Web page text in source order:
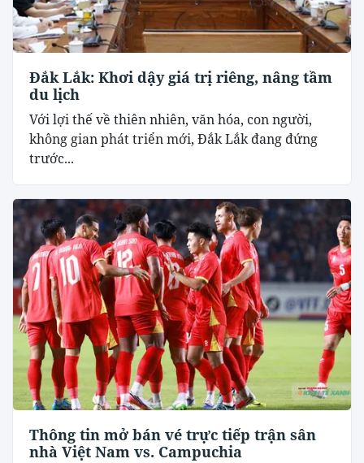
Đắk Lắk: Khơi dậy giá trị riêng, nâng tầm
du lịch
Với lợi thế về thiên nhiên, văn hóa, con người,
không gian phát triển mới, Đắk Lắk đang đứng
trước...
Thông tin mở bán vé trực tiếp trận sân
nhà Việt Nam vs. Campuchia